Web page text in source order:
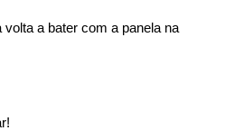
a bater com a panela na